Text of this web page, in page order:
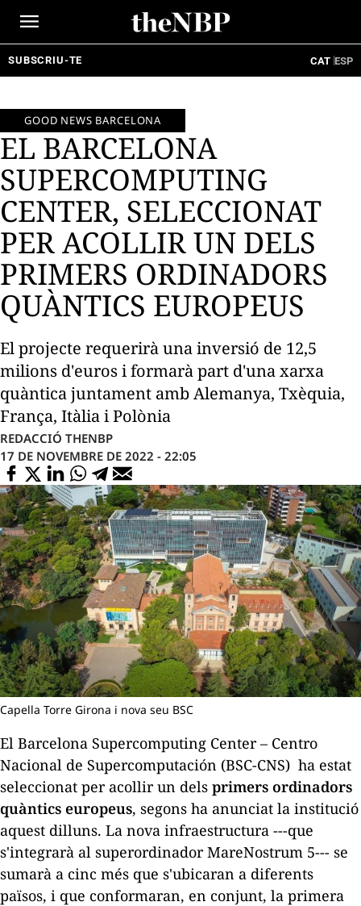
SUBSCRIU-TE CAT ESP
GOOD NEWS BARCELONA
EL BARCELONA
SUPERCOMPUTING
CENTER, SELECCIONAT
PER ACOLLIR UN DELS
PRIMERS ORDINADORS
QUÀNTICS EUROPEUS
El projecte requerirà una inversió de 12,5
milions d'euros i formarà part d'una xarxa
quàntica juntament amb Alemanya, Txèquia,
França, Itàlia i Polònia
REDACCIÓ THENBP
17 DE NOVEMBRE DE 2022 - 22:05
Capella Torre Girona i nova seu BSC
El Barcelona Supercomputing Center – Centro
Nacional de Supercomputación (BSC-CNS) ha estat
seleccionat per acollir un dels primers ordinadors
quàntics europeus, segons ha anunciat la institució
aquest dilluns. La nova infraestructura ---que
s'integrarà al superordinador MareNostrum 5--- se
sumarà a cinc més que s'ubicaran a diferents
països, i que conformaran, en conjunt, la primera